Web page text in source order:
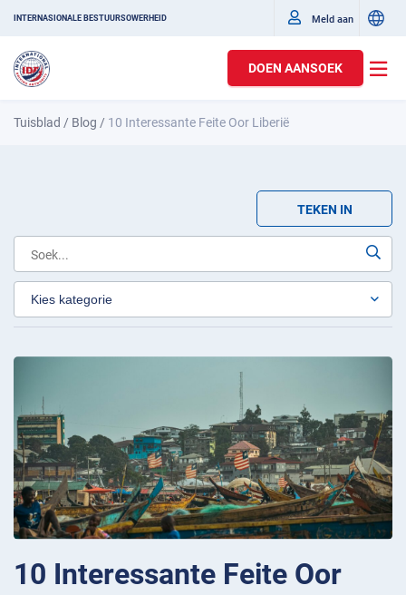
INTERNASIONALE BESTUURSOWERHEID Meld aan
DOEN AANSOEK
Tuisblad / Blog / 10 Interessante Feite Oor Liberië
TEKEN IN
10 Interessante Feite Oor